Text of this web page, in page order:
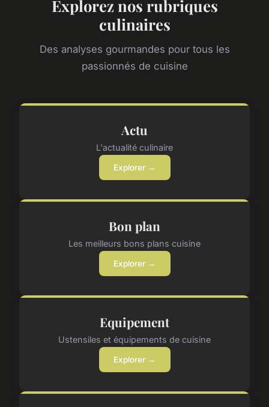
Explorez nos rubriques
culinaires
Des analyses gourmandes pour tous les
passionnés de cuisine
Actu
L'actualité culinaire
Explorer →
Bon plan
Les meilleurs bons plans cuisine
Explorer →
Equipement
Ustensiles et équipements de cuisine
Explorer →